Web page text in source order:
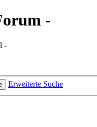
-
-
Erweiterte Suche